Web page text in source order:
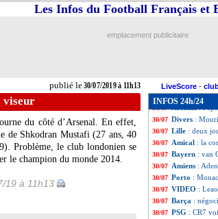
publié le30/07/2019 à 11h13
Les Infos du Football Français et
emplacement publicitaire
LiveScore -
viseur
du côté d’Arsenal. En effet,
de Shkodran Mustafi(27 ans, 40
Problème, le club londonien se
le champion du monde 2014.
19 à 11h13
INFOS 24h/24
30/07 Barça:
30/07 Metz: les
30/07 Amical
30/07 PSG: l'Inter
30/07 Juve: Kean
:
30/07 Divers :
30/07 Lille : deux
30/07 Amical : la
30/07 Bayern : van
30/07 Amiens :
30/07 Porto :
30/07 VIDEO :
30/07 Barça :
30/07 PSG : CR7